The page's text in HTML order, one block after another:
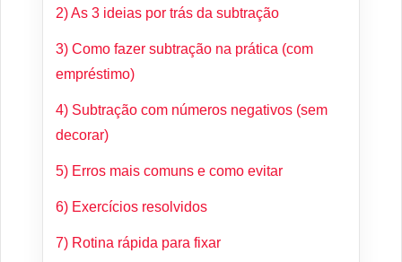
2) As 3 ideias por trás da subtração
3) Como fazer subtração na prática (com
empréstimo)
4) Subtração com números negativos (sem
decorar)
5) Erros mais comuns e como evitar
6) Exercícios resolvidos
7) Rotina rápida para fixar